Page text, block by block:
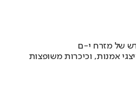
של מזרח י-ם
אמנות, וכיכרות משופצות